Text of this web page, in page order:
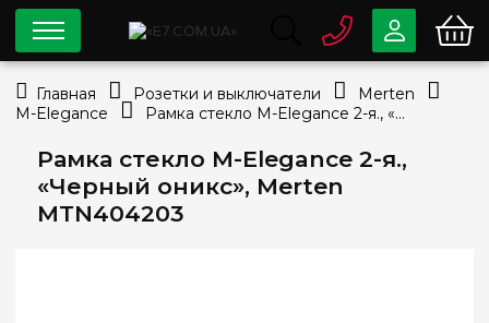
Рамка стекло M-Elegance 2-я.,
«Черный оникс», Merten
MTN404203
0 80033-63-07
info@e7.com.ua
044334-79-78
Viber Telegram
Главная Розетки и выключатели
Merten
M-Elegance
Рамка стекло M-Elegance 2-я., «Черный оникс», Merten MTN404203